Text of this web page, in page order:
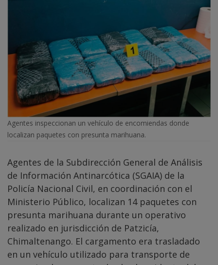
Agentes inspeccionan un vehículo de encomiendas donde
localizan paquetes con presunta marihuana.
Agentes de la Subdirección General de Análisis
de Información Antinarcótica (SGAIA) de la
Policía Nacional Civil, en coordinación con el
Ministerio Público, localizan 14 paquetes con
presunta marihuana durante un operativo
realizado en jurisdicción de Patzicía,
Chimaltenango. El cargamento era trasladado
en un vehículo utilizado para transporte de